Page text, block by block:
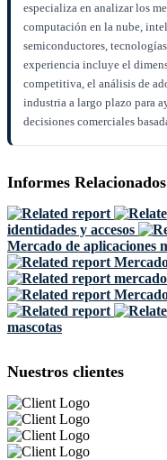
especializa en analizar los
computación en la nube,
semiconductores,
experiencia incluye el
competitiva, el análisis de
industria a largo plazo para
decisiones comerciales
Informes Relacionados
identidades y accesos
Mercado de aplicaciones
mascotas
Nuestros clientes